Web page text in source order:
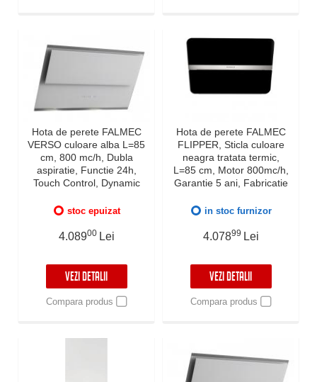
Hota de perete FALMEC
VERSO culoare alba L=85
cm, 800 mc/h, Dubla
aspiratie, Functie 24h,
Touch Control, Dynamic
Fabricatie Italia
stoc epuizat
4.08900 Lei
VEZI DETALII
Compara produs
Hota de perete FALMEC
FLIPPER, Sticla culoare
neagra tratata termic,
L=85 cm, Motor 800mc/h,
Garantie 5 ani, Fabricatie
AISI 304
in stoc furnizor
4.07899 Lei
VEZI DETALII
Compara produs